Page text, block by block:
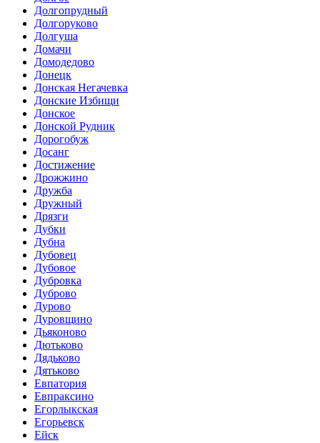
Долгопрудный
Долгоруково
Долгуша
Домачи
Домодедово
Донецк
Донская Негачевка
Донские Избищи
Донское
Донской Рудник
Дорогобуж
Досанг
Достижение
Дрожжино
Дружба
Дружный
Дрязги
Дубки
Дубна
Дубовец
Дубовое
Дубровка
Дуброво
Дурово
Дуровщино
Дьяконово
Дютьково
Дядьково
Дятьково
Евпатория
Евпраксино
Егорлыкская
Егорьевск
Ейск